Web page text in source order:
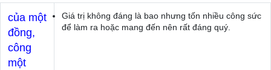
của một
đồng,
công
một
Giá trị không đáng là bao nhưng tốn nhiều công sức
để làm ra hoặc mang đến nên rất đáng quý.